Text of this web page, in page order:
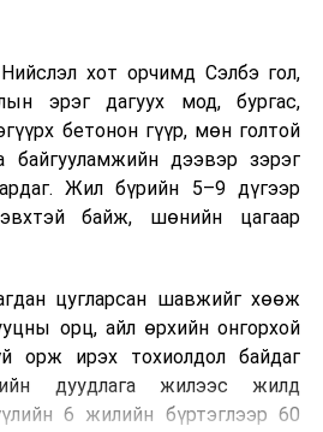
хот орчимд Сэлбэ гол,
эрэг дагуух мод, бургас,
бетонон гүүр, мөн голтой
байгууламжийн дээвэр зэрэг
Жил бүрийн 5–9 дүгээр
байж, шөнийн цагаар
цугларсан шавжийг хөөж
орц, айл өрхийн онгорхой
орж ирэх тохиолдол байдаг
дуудлага жилээс жилд
6 жилийн бүртэглээр 60